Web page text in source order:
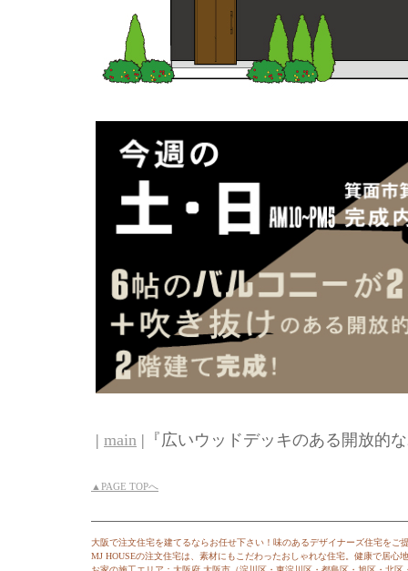
| main |『広いウッドデッキのある開放的
▲PAGE TOPへ
大阪で注文住宅を建てるならお任せ下さい！味のあるデザイナーズ住宅をご
MJ HOUSEの注文住宅は、素材にもこだわったおしゃれな住宅。健康で居心